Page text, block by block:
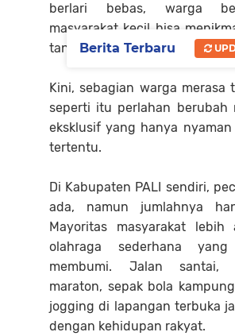
berlari bebas, warga
masyarakat kecil bisa
tanpa rasa canggung.
Kini, sebagian warga merasa
seperti itu perlahan berubah
eksklusif yang hanya
tertentu.
Di Kabupaten PALI sendiri,
ada, namun jumlahnya
Mayoritas masyarakat lebih
olahraga sederhana
membumi. Jalan santai,
maraton, sepak bola
jogging di lapangan terbuka
dengan kehidupan rakyat.
Berita Terbaru